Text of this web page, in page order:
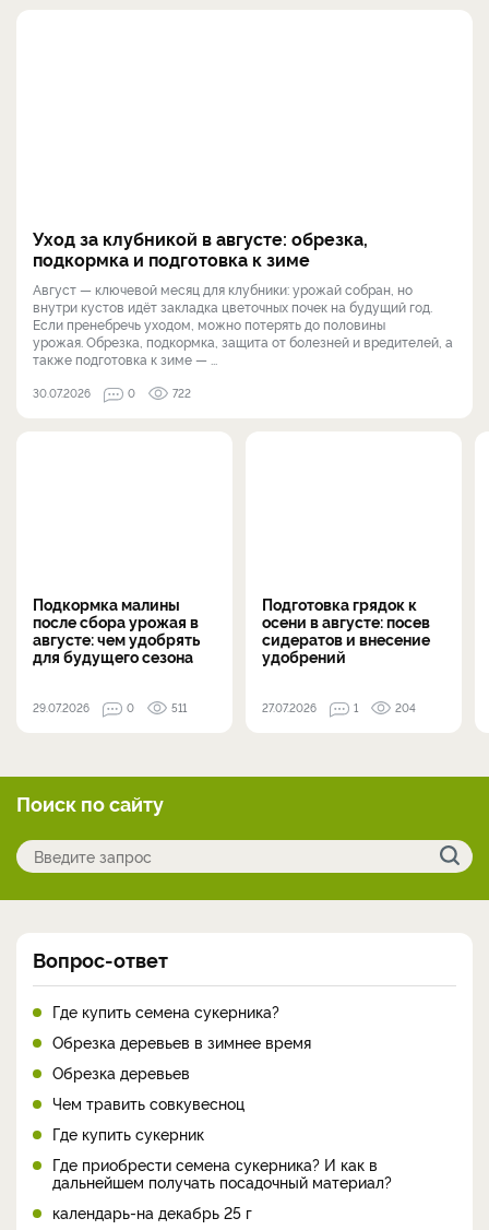
Уход за клубникой в августе: обрезка,
подкормка и подготовка к зиме
Август — ключевой месяц для клубники: урожай собран, но
внутри кустов идёт закладка цветочных почек на будущий год.
Если пренебречь уходом, можно потерять до половины
урожая. Обрезка, подкормка, защита от болезней и вредителей, а
также подготовка к зиме — ...
30.07.2026 0 722
Подкормка малины
после сбора урожая в
августе: чем удобрять
для будущего сезона
29.07.2026 0 511
Подготовка грядок к
осени в августе: посев
сидератов и внесение
удобрений
27.07.2026 1 204
Поиск по сайту
Вопрос-ответ
Где купить семена сукерника?
Обрезка деревьев в зимнее время
Обрезка деревьев
Чем травить совкувесноц
Где купить сукерник
Где приобрести семена сукерника? И как в
дальнейшем получать посадочный материал?
календарь-на декабрь 25 г